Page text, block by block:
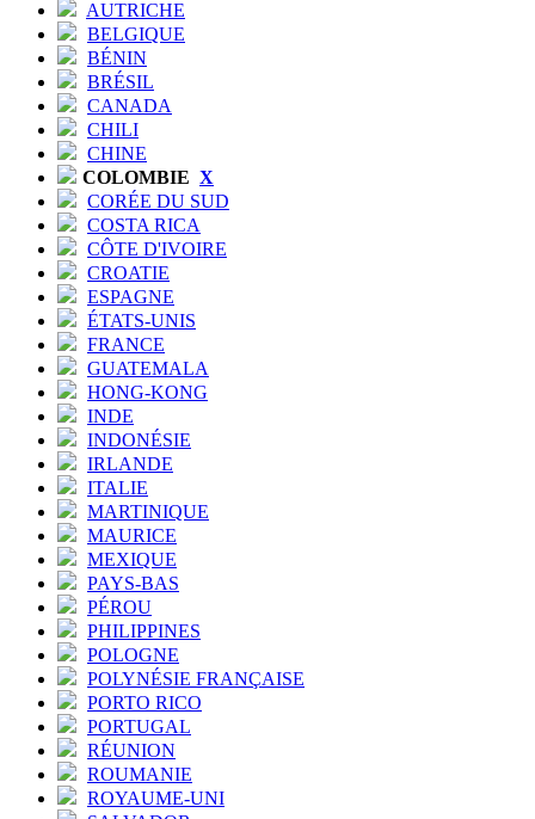
AUTRICHE
BELGIQUE
BÉNIN
BRÉSIL
CANADA
CHILI
CHINE
COLOMBIE X
CORÉE DU SUD
COSTA RICA
CÔTE D'IVOIRE
CROATIE
ESPAGNE
ÉTATS-UNIS
FRANCE
GUATEMALA
HONG-KONG
INDE
INDONÉSIE
IRLANDE
ITALIE
MARTINIQUE
MAURICE
MEXIQUE
PAYS-BAS
PÉROU
PHILIPPINES
POLOGNE
POLYNÉSIE FRANÇAISE
PORTO RICO
PORTUGAL
RÉUNION
ROUMANIE
ROYAUME-UNI